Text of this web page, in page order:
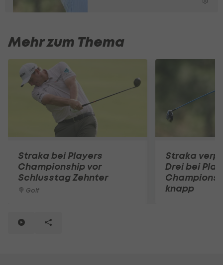
Mehr zum Thema
Straka bei Players
Championship vor
Schlusstag Zehnter
Golf
Straka
Drei bei
knapp